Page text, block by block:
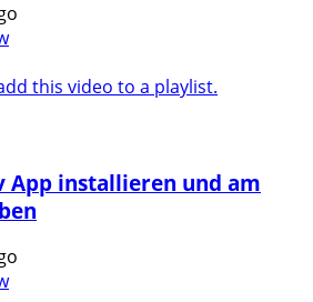
this video to a playlist.
App installieren und am